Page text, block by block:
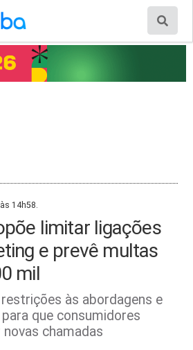
14h58.
limitar ligações
e prevê multas
mil
às abordagens e
que consumidores
chamadas